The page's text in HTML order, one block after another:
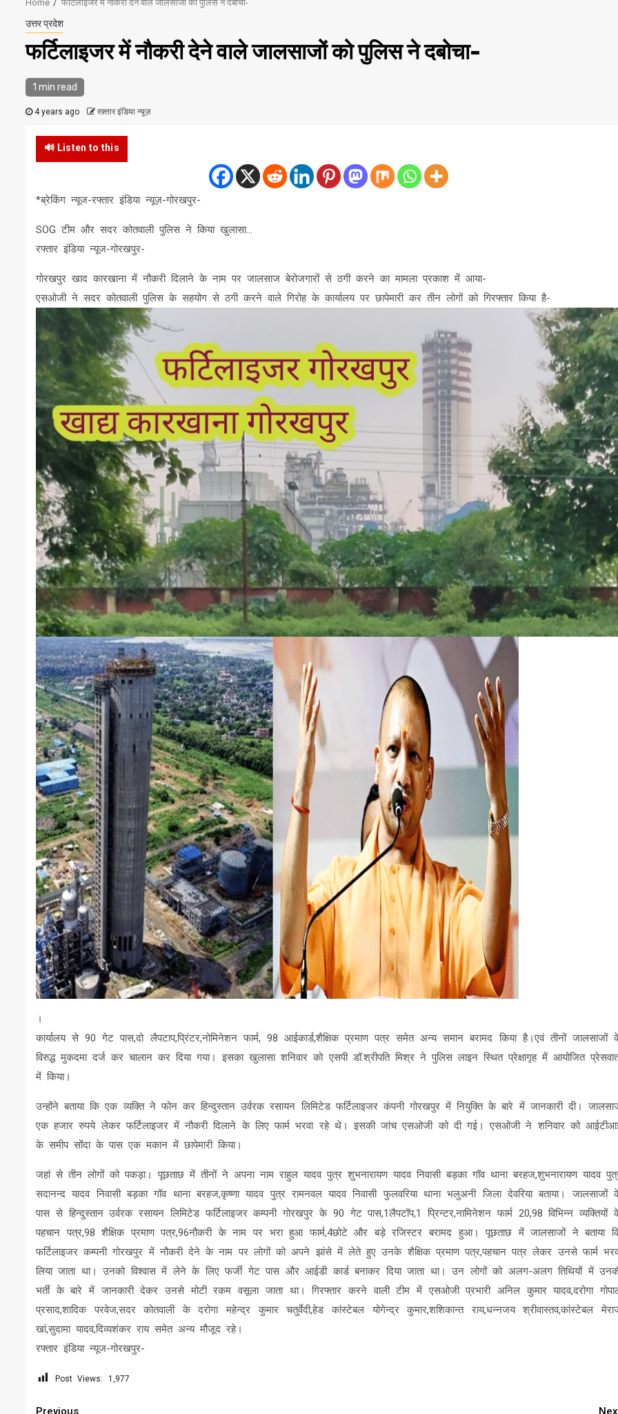
Home फर्टिलाइजर में नौकरी देने वाले जालसाजों को पुलिस ने दबोचा-
उत्तर प्रदेश
फर्टिलाइजर में नौकरी देने वाले जालसाजों को पुलिस ने दबोचा-
1 min read
4 years ago रफ़्तार इंडिया न्यूज़
🔊 Listen to this
*ब्रेकिंग न्यूज-रफ्तार इंडिया न्यूज़-गोरखपुर-
SOG टीम और सदर कोतवाली पुलिस ने किया खुलासा…
रफ्तार इंडिया न्यूज-गोरखपुर-
गोरखपुर खाद कारखाना में नौकरी दिलाने के नाम पर जालसाज बेरोजगारों से ठगी करने का मामला प्रकाश में आया-
एसओजी ने सदर कोतवाली पुलिस के सहयोग से ठगी करने वाले गिरोह के कार्यालय पर छापेमारी कर तीन लोगों को गिरफ्तार किया है-
।
कार्यालय से 90 गेट पास,दो लैपटाप,प्रिंटर,नोमिनेशन फार्म, 98 आईकार्ड,शैक्षिक प्रमाण पत्र समेत अन्य समान बरामद किया है।एवं तीनों जालसाजों
विरुद्ध मुकदमा दर्ज कर चालान कर दिया गया। इसका खुलासा शनिवार को एसपी डॉ.श्रीपति मिश्र ने पुलिस लाइन स्थित प्रेक्षागृह में आयोजित
में किया।
उन्होंने बताया कि एक व्यक्ति ने फोन कर हिन्दुस्तान उर्वरक रसायन लिमिटेड फर्टिलाइजर कंपनी गोरखपुर में नियुक्ति के बारे में जानकारी दी।
एक हजार रुपये लेकर फर्टिलाइजर में नौकरी दिलाने के लिए फार्म भरवा रहे थे। इसकी जांच एसओजी को दी गई। एसओजी ने शनिवार को
के समीप सोंदा के पास एक मकान में छापेमारी किया।
जहां से तीन लोगों को पकड़ा। पूछताछ में तीनों ने अपना नाम राहुल यादव पुत्र शुभनारायण यादव निवासी बड़का गॉव थाना बरहज,शुभनारायण यादव
सदानन्द यादव निवासी बड़का गॉव थाना बरहज,कृष्णा यादव पुत्र रामनवल यादव निवासी फुलवरिया थाना भलुअनी जिला देवरिया बताया। जालसाजों
पास से हिन्दुस्तान उर्वरक रसायन लिमिटेड फर्टिलाइजर कम्पनी गोरखपुर के 90 गेट पास,1लैपटॉप,1 प्रिन्टर,नामिनेशन फार्म 20,98 विभिन्न व्यक्तियों
पहचान पत्र,98 शैक्षिक प्रमाण पत्र,96नौकरी के नाम पर भरा हुआ फार्म,4छोटे और बड़े रजिस्टर बरामद हुआ। पूछताछ में जालसाजों ने बताया
फर्टिलाइजर कम्पनी गोरखपुर में नौकरी देने के नाम पर लोगों को अपने झांसे में लेते हुए उनके शैक्षिक प्रमाण पत्र,पहचान पत्र लेकर उनसे फार्म
लिया जाता था। उनको विश्वास में लेने के लिए फर्जी गेट पास और आईडी कार्ड बनाकर दिया जाता था। उन लोगों को अलग-अलग तिथियों में
भर्ती के बारे में जानकारी देकर उनसे मोटी रकम वसूला जाता था। गिरफ्तार करने वाली टीम में एसओजी प्रभारी अनिल कुमार यादव,दरोगा
प्रसाद,शादिक परवेज,सदर कोतवाली के दरोगा महेन्द्र कुमार चतुर्वेदी,हेड कांस्टेबल योगेन्द्र कुमार,शशिकान्त राय,धन्नजय श्रीवास्तव,कांस्टेबल
खां,सुदामा यादव,दिव्यशंकर राय समेत अन्य मौजूद रहे।
रफ्तार इंडिया न्यूज-गोरखपुर-
Post Views: 1,977
Previous